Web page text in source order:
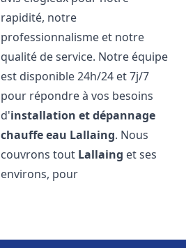
rapidité, notre
professionnalisme et notre
qualité de service. Notre équipe
est disponible 24h/24 et 7j/7
pour répondre à vos besoins
d'installation et dépannage
chauffe eau Lallaing. Nous
couvrons tout Lallaing et ses
environs, pour